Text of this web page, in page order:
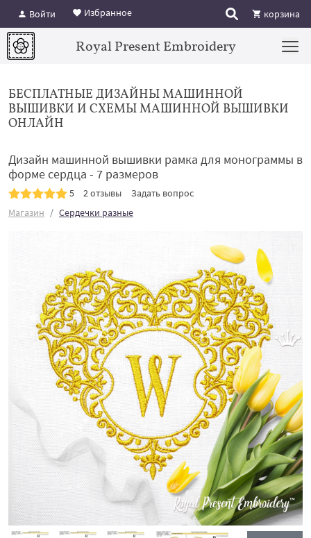
Войти Избранное корзина
Royal Present Embroidery
БЕСПЛАТНЫЕ ДИЗАЙНЫ МАШИННОЙ
ВЫШИВКИ И СХЕМЫ МАШИННОЙ ВЫШИВКИ
ОНЛАЙН
Дизайн машинной вышивки рамка для монограммы в
форме сердца - 7 размеров
5 2 отзывы
Задать вопрос
Магазин
Сердечки разные